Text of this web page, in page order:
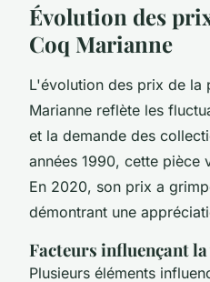
Évolution des
Coq Marianne
L'évolution des prix de la
Marianne reflète les
et la demande des
années 1990, cette pièce
En 2020, son prix a
démontrant une
Facteurs influençant
Plusieurs éléments